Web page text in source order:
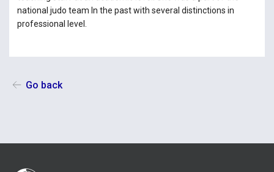
national judo team In the past with several distinctions in
professional level.
Go back